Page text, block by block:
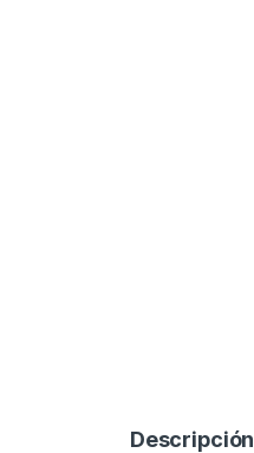
Descripción